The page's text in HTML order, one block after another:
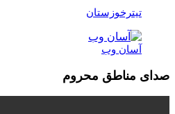
تیترخوزستان
آسان وب
صدای مناطق محروم